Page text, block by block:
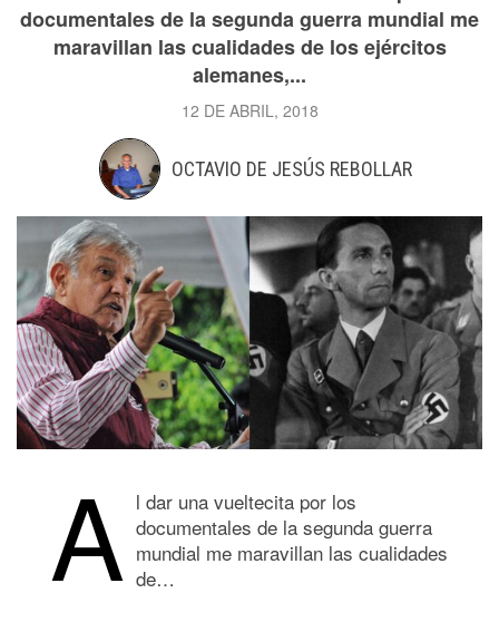
documentales de la segunda guerra mundial me
maravillan las cualidades de los ejércitos
alemanes,...
12 DE ABRIL, 2018
OCTAVIO DE JESÚS REBOLLAR
A l dar una vueltecita por los
documentales de la segunda guerra
mundial me maravillan las cualidades
de…